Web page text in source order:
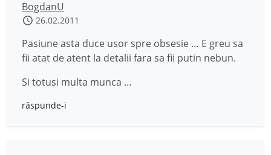
BogdanU
26.02.2011
Pasiune asta duce usor spre obsesie … E greu sa
fii atat de atent la detalii fara sa fii putin nebun.
Si totusi multa munca …
răspunde-i